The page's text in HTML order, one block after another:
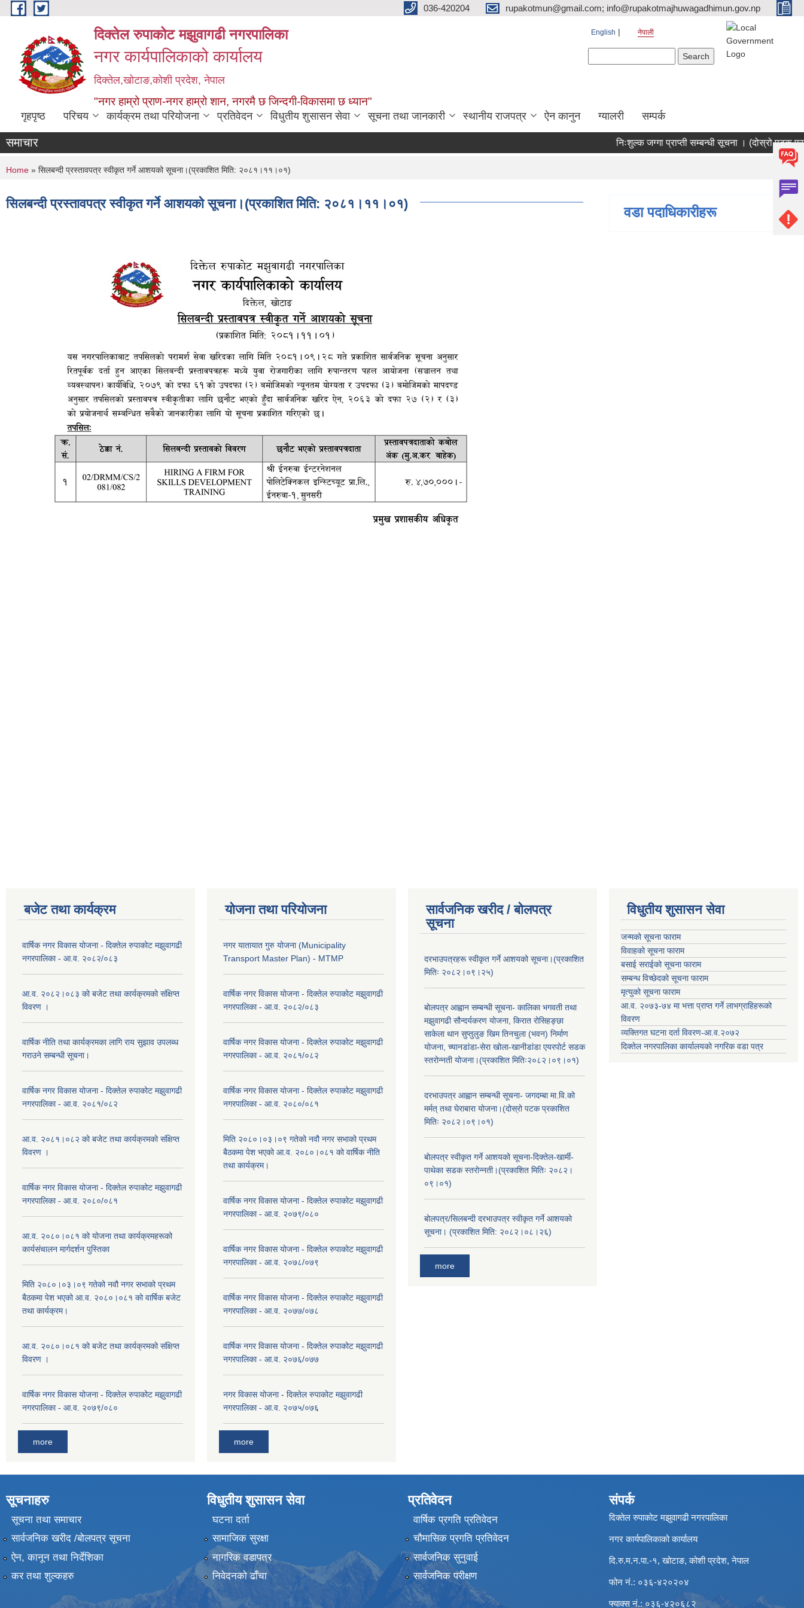
Skip to main content 036-420204 rupakotmun@gmail.com; info@rupakotmajhuwagadhimun.gov.np
दिक्तेल रुपाकोट मझुवागढी नगरपालिका
नगर कार्यपालिकाको कार्यालय
दिक्तेल,खोटाङ,कोशी प्रदेश, नेपाल
"नगर हाम्रो प्राण-नगर हाम्रो शान, नगरमै छ जिन्दगी-विकासमा छ ध्यान"
English नेपाली
गृहपृष्ठ परिचय कार्यक्रम तथा परियोजना प्रतिवेदन विधुतीय शुसासन सेवा सूचना तथा जानकारी स्थानीय राजपत्र ऐन कानुन ग्यालरी सम्पर्क
समाचार निःशुल्क जग्गा प्राप्ती सम्बन्धी सूचना । (दोस्रो पटक
You are here
Home » सिलबन्दी प्रस्तावपत्र स्वीकृत गर्ने आशयको सूचना।(प्रकाशित मिति: २०८१।११।०१)
सिलबन्दी प्रस्तावपत्र स्वीकृत गर्ने आशयको सूचना।(प्रकाशित मिति: २०८१।११।०१)
वडा पदाधिकारीहरू
बजेट तथा कार्यक्रम
वार्षिक नगर विकास योजना - दिक्तेल रुपाकोट मझुवागढी
नगरपालिका - आ.व. २०८२/०८३
आ.व. २०८२।०८३ को बजेट तथा कार्यक्रमको संक्षिप्त
विवरण ।
वार्षिक नीति तथा कार्यक्रमका लागि राय सुझाव उपलब्ध
गराउने सम्बन्धी सूचना।
वार्षिक नगर विकास योजना - दिक्तेल रुपाकोट मझुवागढी
नगरपालिका - आ.व. २०८१/०८२
आ.व. २०८१।०८२ को बजेट तथा कार्यक्रमको संक्षिप्त
विवरण ।
वार्षिक नगर विकास योजना - दिक्तेल रुपाकोट मझुवागढी
नगरपालिका - आ.व. २०८०/०८१
आ.व. २०८०।०८१ को योजना तथा कार्यक्रमहरूको
कार्यसंचालन मार्गदर्शन पुस्तिका
मिति २०८०।०३।०९ गतेको नवौ नगर सभाको प्रथम
बैठकमा पेश भएको आ.व. २०८०।०८१ को वार्षिक बजेट
तथा कार्यक्रम।
आ.व. २०८०।०८१ को बजेट तथा कार्यक्रमको संक्षिप्त
विवरण ।
वार्षिक नगर विकास योजना - दिक्तेल रुपाकोट मझुवागढी
नगरपालिका - आ.व. २०७९/०८०
more
योजना तथा परियोजना
नगर यातायात गुरु योजना (Municipality
Transport Master Plan) - MTMP
वार्षिक नगर विकास योजना - दिक्तेल रुपाकोट मझुवागढी
नगरपालिका - आ.व. २०८२/०८३
वार्षिक नगर विकास योजना - दिक्तेल रुपाकोट मझुवागढी
नगरपालिका - आ.व. २०८१/०८२
वार्षिक नगर विकास योजना - दिक्तेल रुपाकोट मझुवागढी
नगरपालिका - आ.व. २०८०/०८१
मिति २०८०।०३।०९ गतेको नवौ नगर सभाको प्रथम
बैठकमा पेश भएको आ.व. २०८०।०८१ को वार्षिक नीति
तथा कार्यक्रम।
वार्षिक नगर विकास योजना - दिक्तेल रुपाकोट मझुवागढी
नगरपालिका - आ.व. २०७९/०८०
वार्षिक नगर विकास योजना - दिक्तेल रुपाकोट मझुवागढी
नगरपालिका - आ.व. २०७८/०७९
वार्षिक नगर विकास योजना - दिक्तेल रुपाकोट मझुवागढी
नगरपालिका - आ.व. २०७७/०७८
वार्षिक नगर विकास योजना - दिक्तेल रुपाकोट मझुवागढी
नगरपालिका - आ.व. २०७६/०७७
नगर विकास योजना - दिक्तेल रुपाकोट मझुवागढी
नगरपालिका - आ.व. २०७५/०७६
more
सार्वजनिक खरीद / बोलपत्र
सूचना
दरभाउपत्रहरू स्वीकृत गर्ने आशयको सूचना।(प्रकाशित
मितिः २०८२।०९।२५)
बोलपत्र आह्वान सम्बन्धी सूचना- कालिका भगवती तथा
मझुवागढी सौन्दर्यकरण योजना, किरात रोसिहङ्छा
साकेला थान सुप्तुलुङ खिम तिनचुला (भवन) निर्माण
योजना, च्यानडांडा-सेरा खोला-खानीडांडा एयरपोर्ट सडक
स्तरोन्नती योजना।(प्रकाशित मितिः२०८२।०९।०१)
दरभाउपत्र आह्वान सम्बन्धी सूचना- जगदम्बा मा.वि.को
मर्मत् तथा घेराबारा योजना।(दोस्रो पटक प्रकाशित
मितिः २०८२।०९।०१)
बोलपत्र स्वीकृत गर्ने आशयको सूचना-दिक्तेल-खार्मी-
पाथेका सडक स्तरोन्नती।(प्रकाशित मितिः २०८२।
०९।०१)
बोलपत्र/सिलबन्दी दरभाउपत्र स्वीकृत गर्ने आशयको
सूचना। (प्रकाशित मिति: २०८२।०८।२६)
more
विधुतीय शुसासन सेवा
जन्मको सूचना फाराम
विवाहको सूचना फाराम
बसाई सराईको सूचना फाराम
सम्बन्ध विच्छेदको सूचना फाराम
मृत्युको सूचना फाराम
आ.व. २०७३-७४ मा भत्ता प्राप्त गर्ने लाभग्राहिहरूको
विवरण
व्यक्तिगत घटना दर्ता विवरण-आ.व.२०७२
दिक्तेल नगरपालिका कार्यालयको नगरिक वडा पत्र
सूचनाहरु
सूचना तथा समाचार
सार्वजनिक खरीद /बोलपत्र सूचना
ऐन, कानून तथा निर्देशिका
कर तथा शुल्कहरु
विधुतीय शुसासन सेवा
घटना दर्ता
सामाजिक सुरक्षा
नागरिक वडापत्र
निवेदनको ढाँचा
प्रतिवेदन
वार्षिक प्रगति प्रतिवेदन
चौमासिक प्रगति प्रतिवेदन
सार्वजनिक सुनुवाई
सार्वजनिक परीक्षण
संपर्क
दिक्तेल रुपाकोट मझुवागढी नगरपालिका
नगर कार्यपालिकाको कार्यालय
दि.रु.म.न.पा.-१, खोटाङ, कोशी प्रदेश, नेपाल
फोन नं.: ०३६-४२०२०४
फ्याक्स नं.: ०३६-४२०६८२